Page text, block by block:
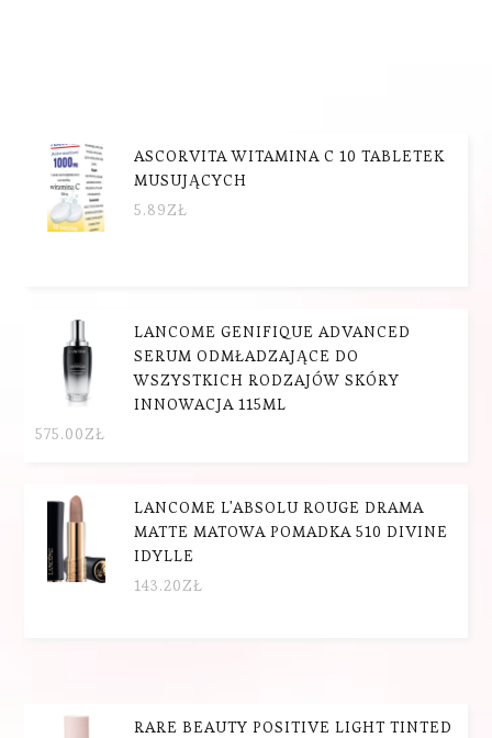
ASCORVITA WITAMINA C 10 TABLETEK
MUSUJĄCYCH
5.89ZŁ
LANCOME GENIFIQUE ADVANCED
SERUM ODMŁADZAJĄCE DO
WSZYSTKICH RODZAJÓW SKÓRY
INNOWACJA 115ML
575.00ZŁ
LANCOME L'ABSOLU ROUGE DRAMA
MATTE MATOWA POMADKA 510 DIVINE
IDYLLE
143.20ZŁ
RARE BEAUTY POSITIVE LIGHT TINTED